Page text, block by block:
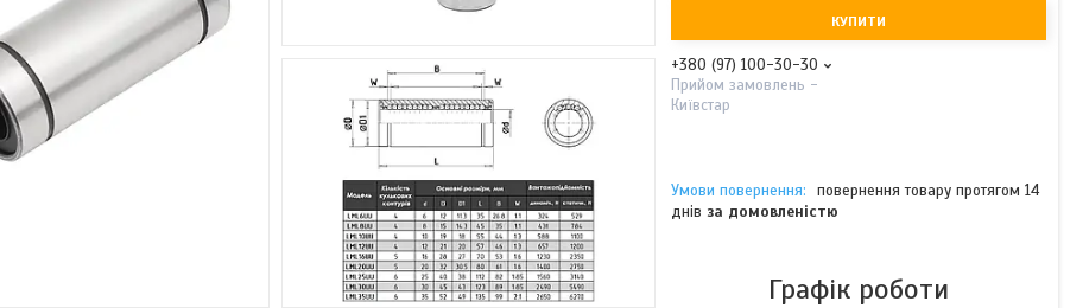
КУПИТИ
+380 (97) 100-30-30
Прийом замовлень -
Київстар
повернення товару протягом 14
днів за домовленістю
Графік роботи